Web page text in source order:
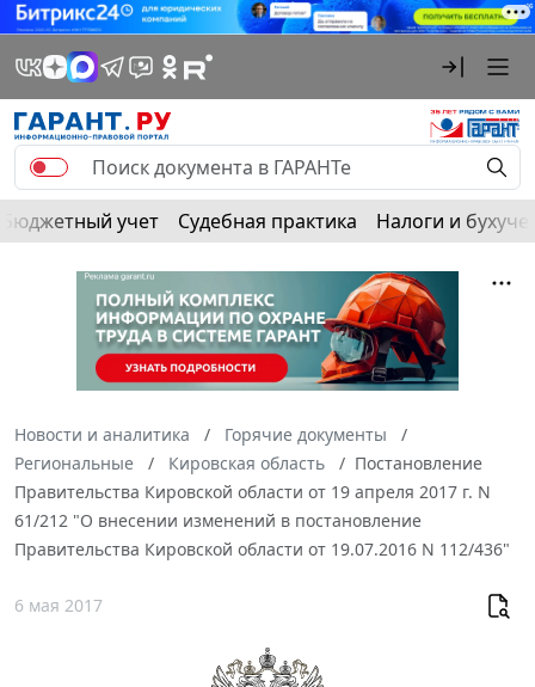
Бюджетный учет Судебная практика Налоги и
Новости и аналитика
Горячие документы
Региональные
Кировская область
Постановление
Правительства Кировской области от 19 апреля 2017 г. N
61/212 "О внесении изменений в постановление
Правительства Кировской области от 19.07.2016 N 112/436"
6 мая 2017